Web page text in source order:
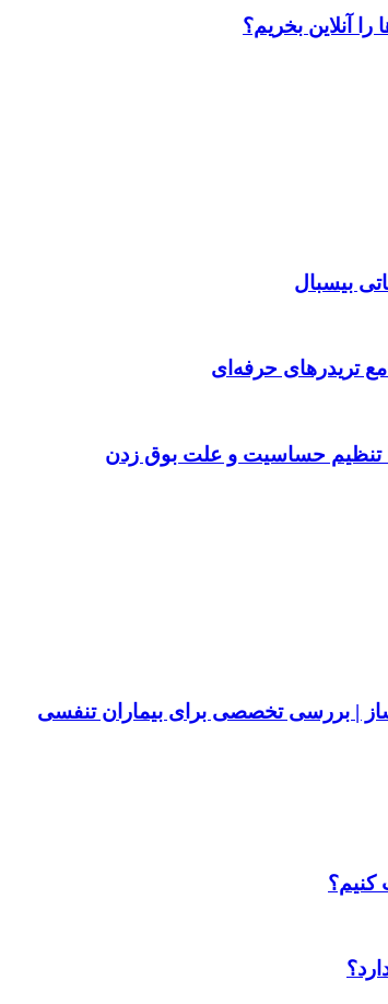
آنلاین بخریم؟
بیسبال
تنظیم حساسیت و علت بوق زدن
| بررسی تخصصی برای بیماران تنفسی
کنیم؟